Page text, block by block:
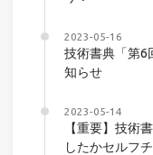
2023-05-16
技術書典「第6
知らせ
2023-05-14
【重要】技術
したかセルフ